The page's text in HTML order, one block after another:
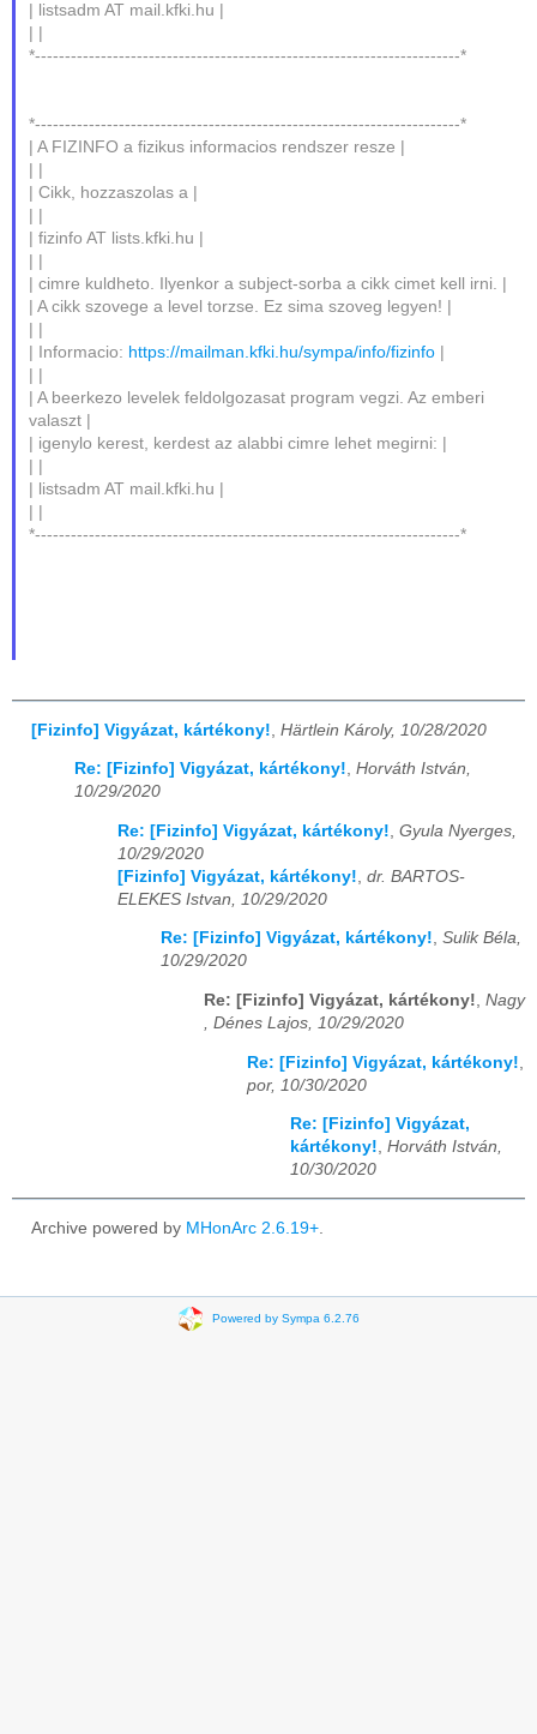
| listsadm AT mail.kfki.hu |
*-----------------------------------------------------------------------*
*-----------------------------------------------------------------------*
| A FIZINFO a fizikus informacios rendszer resze |
| Cikk, hozzaszolas a |
| fizinfo AT lists.kfki.hu |
| cimre kuldheto. Ilyenkor a subject-sorba a cikk cimet kell irni. |
| A cikk szovege a level torzse. Ez sima szoveg legyen! |
| Informacio: https://mailman.kfki.hu/sympa/info/fizinfo
| A beerkezo levelek feldolgozasat program vegzi. Az emberi
valaszt |
| igenylo kerest, kerdest az alabbi cimre lehet megirni: |
| listsadm AT mail.kfki.hu |
*-----------------------------------------------------------------------*
[Fizinfo] Vigyázat, kártékony! Härtlein Károly, 10/28/2020
Re: [Fizinfo] Vigyázat, kártékony!, Horváth István,
10/29/2020
Re: [Fizinfo] Vigyázat, kártékony! Gyula Nyerges,
10/29/2020
[Fizinfo] Vigyázat, kártékony! dr. BARTOS-
ELEKES Istvan, 10/29/2020
Re: [Fizinfo] Vigyázat, kártékony!, Sulik Béla,
10/29/2020
Re: [Fizinfo] Vigyázat, kártékony! Nagy
, Dénes Lajos, 10/29/2020
Re: [Fizinfo] Vigyázat, kártékony!
por, 10/30/2020
Re: [Fizinfo] Vigyázat,
kártékony!, Horváth István,
10/30/2020
Archive powered by MHonArc 2.6.19+.
Powered by Sympa 6.2.76